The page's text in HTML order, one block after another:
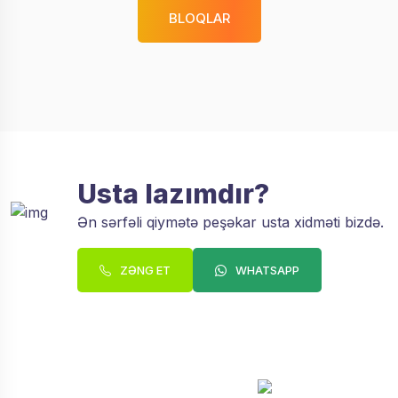
BLOQLAR
Usta lazımdır?
Ən sərfəli qiymətə peşəkar usta xidməti bizdə.
ZƏNG ET WHATSAPP